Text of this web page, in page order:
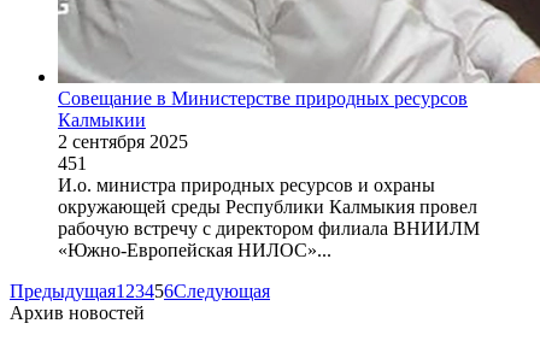
Совещание в Министерстве природных ресурсов
Калмыкии
2 сентября 2025
451
И.о. министра природных ресурсов и охраны
окружающей среды Республики Калмыкия провел
рабочую встречу с директором филиала ВНИИЛМ
«Южно-Европейская НИЛОС»...
Предыдущая1 23456Следующая
Архив новостей